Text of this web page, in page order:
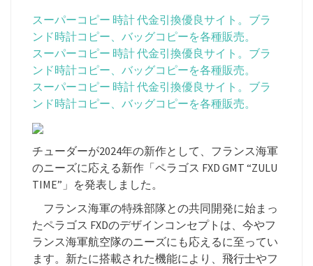
スーパーコピー 時計 代金引換優良サイト。ブラ
ンド時計コピー、バッグコピーを各種販売。
スーパーコピー 時計 代金引換優良サイト。ブラ
ンド時計コピー、バッグコピーを各種販売。
スーパーコピー 時計 代金引換優良サイト。ブラ
ンド時計コピー、バッグコピーを各種販売。
チューダーが2024年の新作として、フランス海軍
のニーズに応える新作「ペラゴス FXD GMT “ZULU
TIME”」を発表しました。
フランス海軍の特殊部隊との共同開発に始まっ
たペラゴス FXDのデザインコンセプトは、今やフ
ランス海軍航空隊のニーズにも応えるに至ってい
ます。新たに搭載された機能により、飛行士やフ